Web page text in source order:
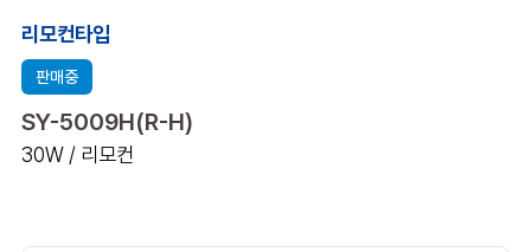
리모컨타입
판매중
SY-5009H(R-H)
30W / 리모컨